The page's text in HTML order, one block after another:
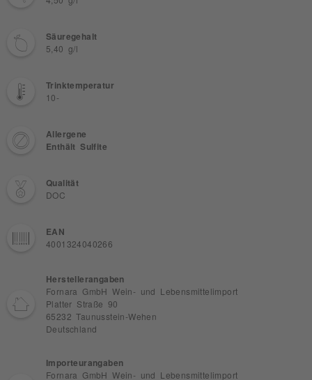
Säuregehalt
5,40 g/l
Trinktemperatur
10-
Allergene
Enthält Sulfite
Qualität
DOC
EAN
4001324040266
Herstellerangaben
Fornara GmbH Wein- und Lebensmittelimport
Platter Straße 90
65232 Taunusstein-Wehen
Deutschland
Importeurangaben
Fornara GmbH Wein- und Lebensmittelimport